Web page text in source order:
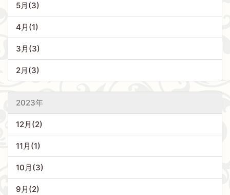
5月(3)
4月(1)
3月(3)
2月(3)
2023年
12月(2)
11月(1)
10月(3)
9月(2)